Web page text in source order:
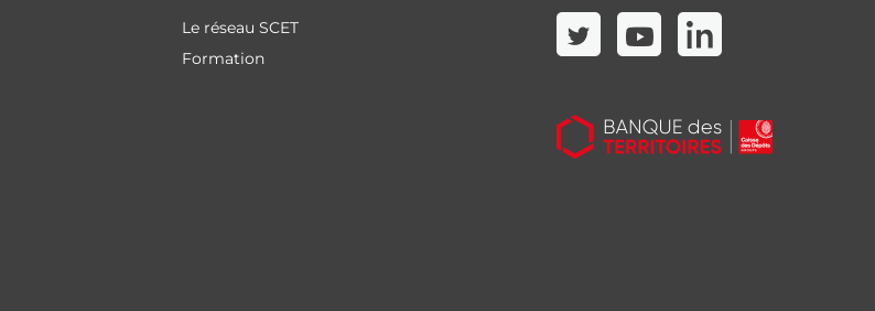
Le réseau SCET
Formation